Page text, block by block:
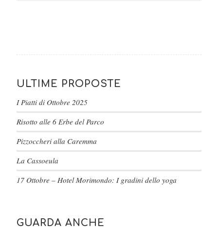
ULTIME PROPOSTE
I Piatti di Ottobre 2025
Risotto alle 6 Erbe del Parco
Pizzoccheri alla Caremma
La Cassoeula
17 Ottobre – Hotel Morimondo: I gradini dello yoga
GUARDA ANCHE